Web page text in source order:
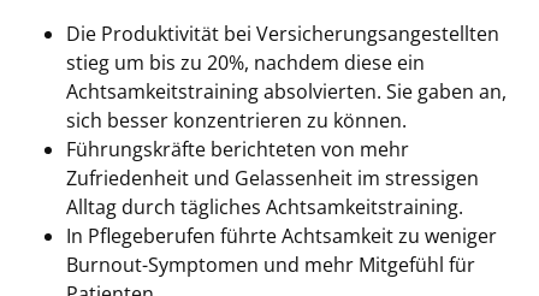
Die Produktivität bei Versicherungsangestellten
stieg um bis zu 20%, nachdem diese ein
Achtsamkeitstraining absolvierten. Sie gaben an,
sich besser konzentrieren zu können.
Führungskräfte berichteten von mehr
Zufriedenheit und Gelassenheit im stressigen
Alltag durch tägliches Achtsamkeitstraining.
In Pflegeberufen führte Achtsamkeit zu weniger
Burnout-Symptomen und mehr Mitgefühl für